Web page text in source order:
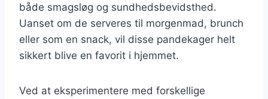
både smagsløg og sundhedsbevidsthed.
Uanset om de serveres til morgenmad, brunch
eller som en snack, vil disse pandekager helt
sikkert blive en favorit i hjemmet.
Ved at eksperimentere med forskellige